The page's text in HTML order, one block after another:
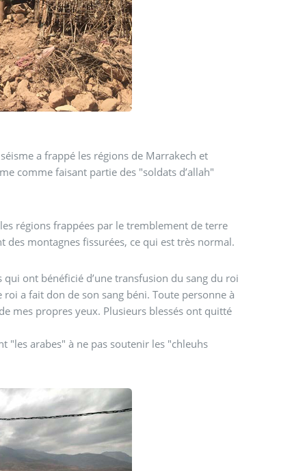
a frappé les régions de Marrakech et
comme faisant partie des "soldats d’allah"
régions frappées par le tremblement de terre
des montagnes fissurées, ce qui est très normal.
ont bénéficié d’une transfusion du sang du roi
roi a fait don de son sang béni. Toute personne à
mes propres yeux. Plusieurs blessés ont quitté
"les arabes" à ne pas soutenir les "chleuhs